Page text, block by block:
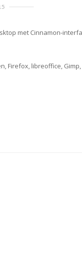
met Cinnamon-
libreoffice,